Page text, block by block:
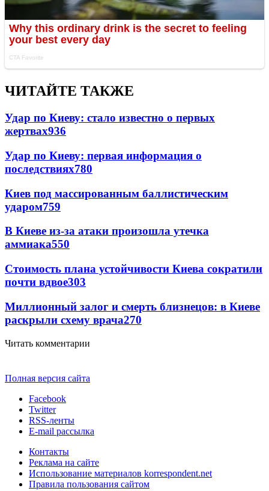
ЧИТАЙТЕ ТАКЖЕ
Удар по Киеву: стало известно о первых
жертвах936
Удар по Киеву: первая информация о
последствиях780
Киев под массированным баллистическим
ударом759
В Киеве из-за атаки произошла утечка
аммиака550
Стоимость плана устойчивости Киева сократили
почти вдвое303
Миллионный залог и смерть близнецов: в Киеве
раскрыли схему врача270
Читать комментарии
Полная версия сайта
Facebook
Twitter
RSS-ленты
E-mail рассылка
Контакты
Реклама на сайте
Использование материалов korrespondent.net
Правила пользования сайтом